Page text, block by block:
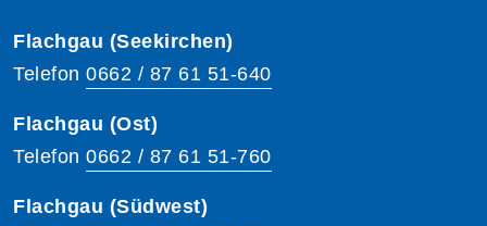
Flachgau (Seekirchen)
Telefon 0662 / 87 61 51-640
Flachgau (Ost)
Telefon 0662 / 87 61 51-760
Flachgau (Südwest)